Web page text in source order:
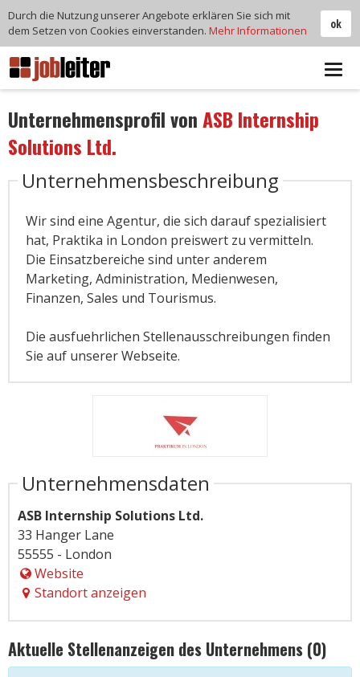
Unternehmensprofil vonASB Internship
Solutions Ltd.
Unternehmensbeschreibung
Wir sind eine Agentur, die sich darauf spezialisiert
hat, Praktika in London preiswert zu vermitteln.
Die Einsatzbereiche sind unter anderem
Marketing, Administration, Medienwesen,
Finanzen, Sales und Tourismus.
Die ausfuehrlichen Stellenausschreibungen finden
Sie auf unserer Webseite.
Unternehmensdaten
ASB Internship Solutions Ltd.
33 Hanger Lane
55555 - London
Website
Standort anzeigen
Aktuelle Stellenanzeigen des Unternehmens (0)
ok
Durch die Nutzung unserer Angebote erklären Sie sich mit
dem Setzen von Cookies einverstanden. Mehr Informationen